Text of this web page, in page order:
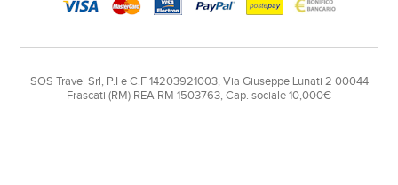
SOS Travel Srl, P.I e C.F 14203921003, Via Giuseppe Lunati 2 00044
Frascati (RM) REA RM 1503763, Cap. sociale 10,000€